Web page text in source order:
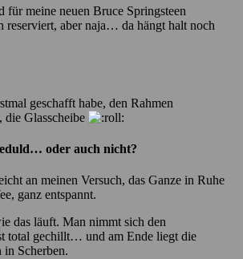
für meine neuen Bruce Springsteen
reserviert, aber naja… da hängt halt noch
geschafft habe, den Rahmen
die Glasscheibe
oder auch nicht?
an meinen Versuch, das Ganze in Ruhe
ganz entspannt.
das läuft. Man nimmt sich den
total gechillt… und am Ende liegt die
in Scherben.